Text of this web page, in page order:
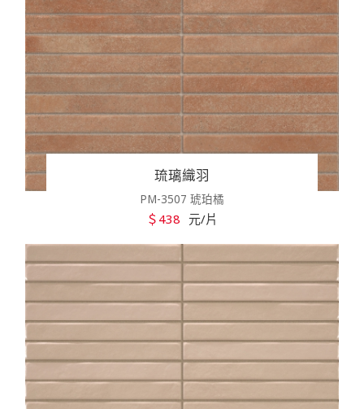
琉璃織羽
PM-3507 琥珀橘
＄438 元/片